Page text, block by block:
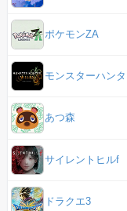
ポケモンZA
モンスターハン
あつ森
サイレントヒルf
ドラクエ3